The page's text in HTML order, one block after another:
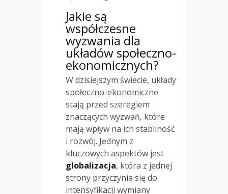
Jakie są
współczesne
wyzwania dla
układów społeczno-
ekonomicznych?
W dzisiejszym świecie, układy
społeczno-ekonomiczne
stają przed szeregiem
znaczących wyzwań, które
mają wpływ na ich stabilność
i rozwój. Jednym z
kluczowych aspektów jest
globalizacja, która z jednej
strony przyczynia się do
intensyfikacji wymiany